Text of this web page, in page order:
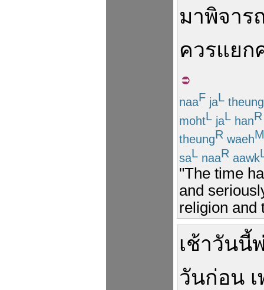
มาพิจาร
ควรแยก
naaF jaL theung
mohtL jaL hanR
theungR waehM
saL naaR aawk
"The time
and
religion and
เช้าวันนี้
วันก่อน